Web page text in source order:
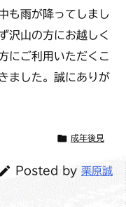
も雨が降ってしまし
沢山の方にお越しく
にご利用いただくこ
ました。誠にありが
 成年後見
Posted by 栗原誠